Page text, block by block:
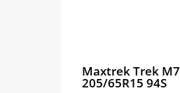
Maxtrek Trek M7
205/65R15 94S